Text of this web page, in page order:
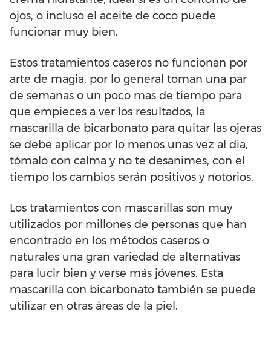
ojos, o incluso el aceite de coco puede
funcionar muy bien.
Estos tratamientos caseros no funcionan por
arte de magia, por lo general toman una par
de semanas o un poco mas de tiempo para
que empieces a ver los resultados, la
mascarilla de bicarbonato para quitar las ojeras
se debe aplicar por lo menos unas vez al dia,
tómalo con calma y no te desanimes, con el
tiempo los cambios serán positivos y notorios.
Los tratamientos con mascarillas son muy
utilizados por millones de personas que han
encontrado en los métodos caseros o
naturales una gran variedad de alternativas
para lucir bien y verse más jóvenes. Esta
mascarilla con bicarbonato también se puede
utilizar en otras áreas de la piel.